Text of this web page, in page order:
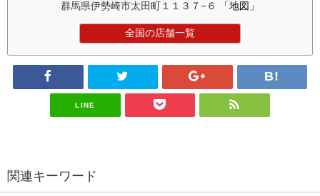
群馬県伊勢崎市太田町１１３７−６
「地図」
全国の店舗一覧
LINE
関連キーワード